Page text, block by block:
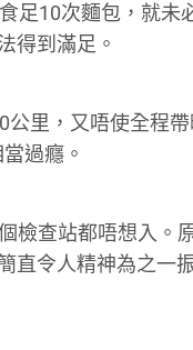
足10次麵包，就未
得到滿足。
公里，又唔使全程
過癮。
檢查站都唔想入。
直令人精神為之一